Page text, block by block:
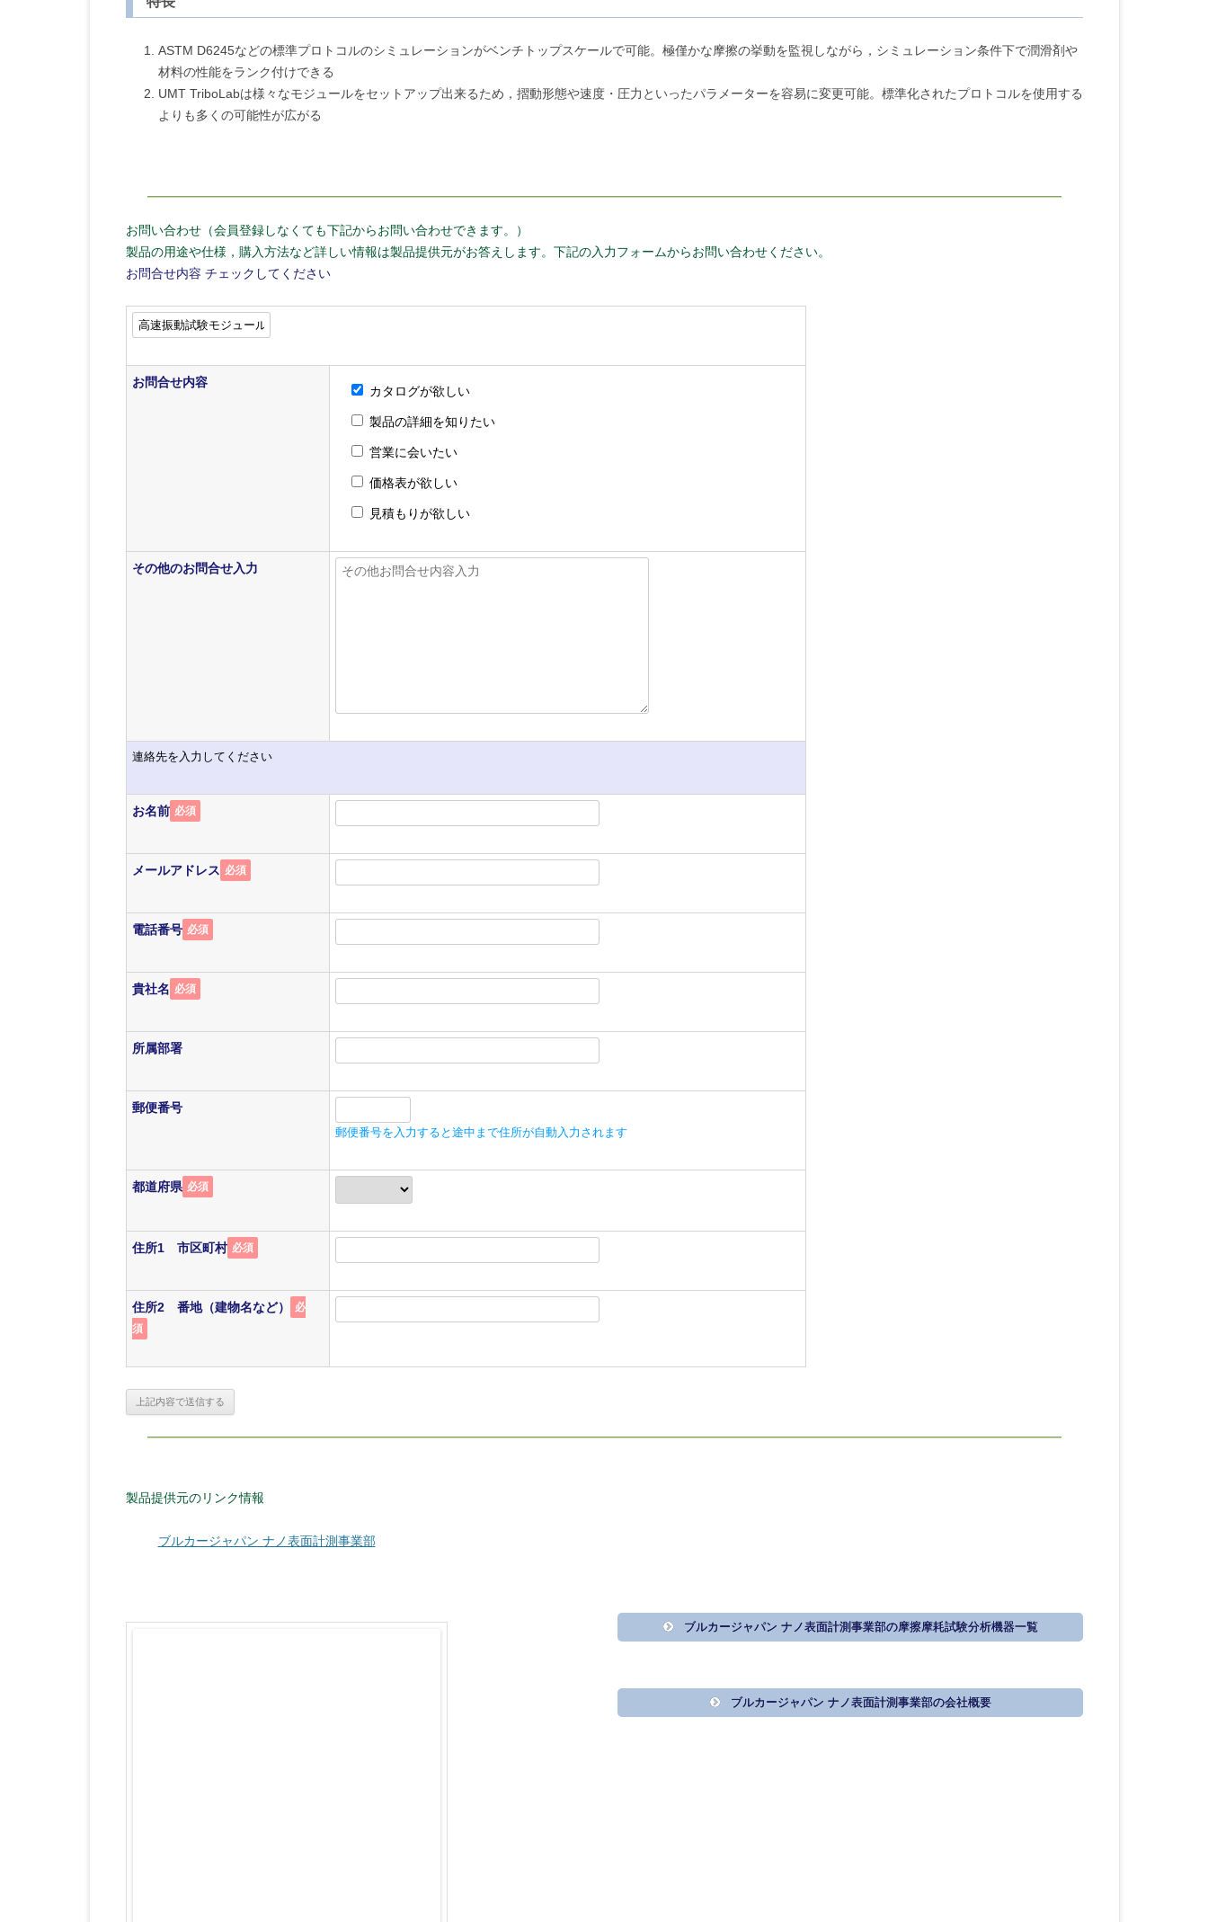
ASTM D6245などの標準プロトコルのシミュレーションがベンチトップスケールで可能。極僅かな摩擦の挙動を監視しながら，シミュレーション条件下で潤滑剤や
材料の性能をランク付けできる
UMT TriboLabは様々なモジュールをセットアップ出来るため，摺動形態や速度・圧力といったパラメーターを容易に変更可能。標準化されたプロトコルを使用する
よりも多くの可能性が広がる
お問い合わせ（会員登録しなくても下記からお問い合わせできます。）
製品の用途や仕様，購入方法など詳しい情報は製品提供元がお答えします。下記の入力フォームからお問い合わせください。
お問合せ内容 チェックしてください
お問合せ内容
カタログが欲しい
製品の詳細を知りたい
営業に会いたい
価格表が欲しい
見積もりが欲しい
その他のお問合せ入力
連絡先を入力してください
お名前 必須
メールアドレス 必須
電話番号 必須
貴社名 必須
所属部署
郵便番号
郵便番号を入力すると途中まで住所が自動入力されます
都道府県 必須
住所1 市区町村 必須
住所2 番地（建物名など）
必
須
製品提供元のリンク情報
ブルカージャパン ナノ表面計測事業部
ブルカージャパン ナノ表面計測事業部の摩擦摩耗試験分析機器一覧
ブルカージャパン ナノ表面計測事業部の会社概要